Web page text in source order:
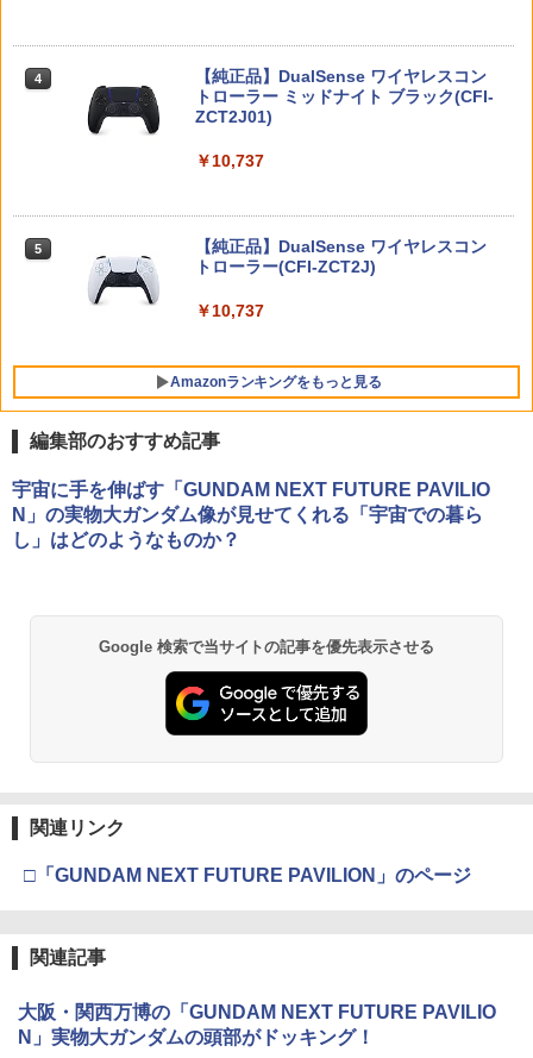
ンセツ ブレス オブ ザ ワイルド]
￥7,710
￥7,880
￥8,190
始日：2026年11月19日) 【初回購入封入
特典】：ヴィンテージ・バイスシティパ
【楽天ブックス限定配送BOX】【楽天ブ
「鬼滅の刃」無限城編 第一章 猗窩座再
呼世晴 ]
￥11,000
【Blu-ray】 [ 久保帯人 ]
￥17,160
4
ニンテンドープリペイド番号 9000円|オ
ンラインコード版
ンラインコード版
4
【純正品】DualSense ワイヤレスコン
トローラー ミッドナイト ブラック(CFI-
ZCT2J01)
￥10,737
5
【純正品】DualSense ワイヤレスコン
トローラー(CFI-ZCT2J)
￥10,737
Amazonランキングをもっと見る
1
【純正品】Xbox ワイヤレス コントロー
ラー + USB-C® ケーブル
￥8,300
Xbox プリペイドカード 5,000円 デジタ
ルコード 【旧 Xbox ギフトカード】 [オ
ンラインコード]
￥5,000
￥7,681
4
￥2,618
1
【Amazon.co.jp限定】劇場版モノノ怪
第三章 蛇神 (Amazon.co.jp限定オリジ
ナル三方背収納ケース付きコレクション)
(オリジナル特典:オリジナル巾着＋メー
￥10,780
劇場版「鬼滅の刃」無限城編 第一章 猗
窩座再来 通常版 [Blu-ray]
編集部のおすすめ記事
宇宙に手を伸ばす「GUNDAM NEXT FUTURE PAVILIO
N」の実物大ガンダム像が見せてくれる「宇宙での暮ら
し」はどのようなものか？
Google 検索で当サイトの記事を優先表示させる
関連リンク
□「GUNDAM NEXT FUTURE PAVILION」のページ
関連記事
大阪・関西万博の「GUNDAM NEXT FUTURE PAVILIO
N」実物大ガンダムの頭部がドッキング！